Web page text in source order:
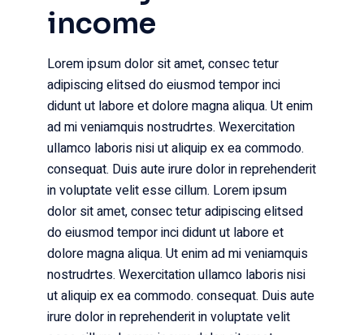
income
Lorem ipsum dolor sit amet, consec tetur
adipiscing elitsed do eiusmod tempor inci
didunt ut labore et dolore magna aliqua. Ut enim
ad mi veniamquis nostrudrtes. Wexercitation
ullamco laboris nisi ut aliquip ex ea commodo.
consequat. Duis aute irure dolor in reprehenderit
in voluptate velit esse cillum. Lorem ipsum
dolor sit amet, consec tetur adipiscing elitsed
do eiusmod tempor inci didunt ut labore et
dolore magna aliqua. Ut enim ad mi veniamquis
nostrudrtes. Wexercitation ullamco laboris nisi
ut aliquip ex ea commodo. consequat. Duis aute
irure dolor in reprehenderit in voluptate velit